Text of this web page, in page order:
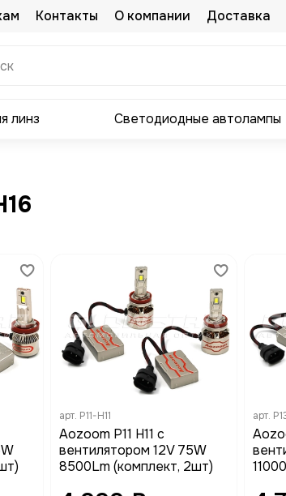
Контакты О компании Доставка
линз Светодиодные автолампы
арт. P11-H11
Aozoom P11 H11 с
вентилятором 12V 75W
8500Lm (комплект, 2шт)
арт.